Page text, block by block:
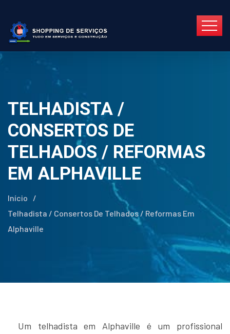
TELHADISTA /
CONSERTOS DE
TELHADOS / REFORMAS
EM ALPHAVILLE
Início
/
Telhadista / Consertos De Telhados / Reformas Em
Alphaville
Um telhadista em Alphaville é um profissional